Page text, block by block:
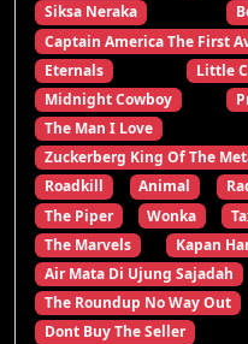
Siksa Neraka
Captain America The First
Eternals
Little
Midnight Cowboy
The Man I Love
Zuckerberg King Of The
Roadkill
Animal
The Piper
Wonka
The Marvels
Kapan
Air Mata Di Ujung Sajadah
The Roundup No Way Out
Dont Buy The Seller